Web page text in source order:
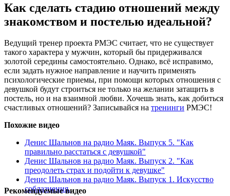
Как сделать стадию отношений между
знакомством и постелью идеальной?
Ведущий тренер проекта РМЭС считает, что не существует
такого характера у мужчин, который бы придерживался
золотой середины самостоятельно. Однако, всё исправимо,
если задать нужное направление и научить применять
психологические приемы, при помощи которых отношения с
девушкой будут строиться не только на желании затащить в
постель, но и на взаимной любви. Хочешь знать, как добиться
счастливых отношений? Записывайся на тренинги РМЭС!
Похожие видео
Денис Шальнов на радио Маяк. Выпуск 5. "Как
правильно расстаться с девушкой"
Денис Шальнов на радио Маяк. Выпуск 2. "Как
преодолеть страх и подойти к девушке"
Денис Шальнов на радио Маяк. Выпуск 1. Искусство
соблазнения.
Рекомендуемые видео